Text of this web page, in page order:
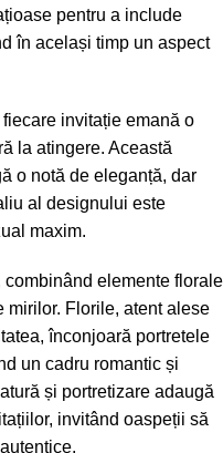
pentru a include
în același timp un aspect
invitație emană o
la atingere. Această
o notă de eleganță, dar
al designului este
maxim.
elemente florale
mirilor. Florile, atent alese
înconjoară portretele
un cadru romantic și
și portretizare adaugă
invitând oaspeții să